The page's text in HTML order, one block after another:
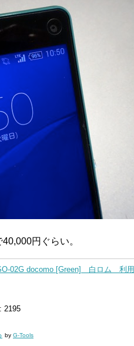
円ぐらい。
02G docomo [Green] 白ロム 利
2195
by G-Tools